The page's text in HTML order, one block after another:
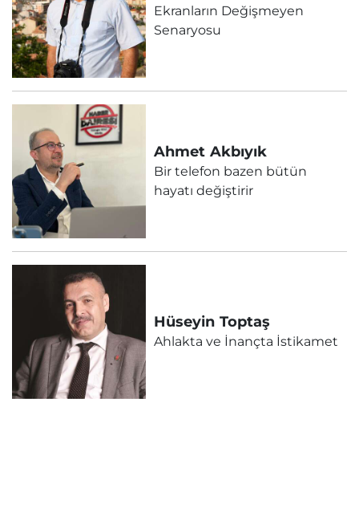
Ekranların Değişmeyen
Senaryosu
Ahmet Akbıyık
Bir telefon bazen bütün
hayatı değiştirir
Hüseyin Toptaş
Ahlakta ve İnançta İstikamet